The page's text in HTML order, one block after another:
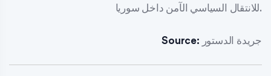
للانتقال السياسي الآمن داخل سوريا.
Source: جريدة الدستور